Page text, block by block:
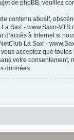
de phpBB, veuillez
contenu abusif,
Sax' - www.Saxo-
d’accès à Internet si
La Sax' -
acceptez que
votre consentement,
données.